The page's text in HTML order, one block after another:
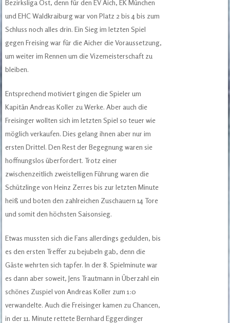
Bezirksliga Ost, denn für den EV Aich, EK München
und EHC Waldkraiburg war von Platz 2 bis 4 bis zum
Schluss noch alles drin. Ein Sieg im letzten Spiel
gegen Freising war für die Aicher die Voraussetzung,
um weiter im Rennen um die Vizemeisterschaft zu
bleiben.
Entsprechend motiviert gingen die Spieler um
Kapitän Andreas Koller zu Werke. Aber auch die
Freisinger wollten sich im letzten Spiel so teuer wie
möglich verkaufen. Dies gelang ihnen aber nur im
ersten Drittel. Den Rest der Begegnung waren sie
hoffnungslos überfordert. Trotz einer
zwischenzeitlich zweistelligen Führung waren die
Schützlinge von Heinz Zerres bis zur letzten Minute
heiß und boten den zahlreichen Zuschauern 14 Tore
und somit den höchsten Saisonsieg.
Etwas mussten sich die Fans allerdings gedulden, bis
es den ersten Treffer zu bejubeln gab, denn die
Gäste wehrten sich tapfer. In der 8. Spielminute war
es dann aber soweit, Jens Trautmann in Überzahl ein
schönes Zuspiel von Andreas Koller zum 1:0
verwandelte. Auch die Freisinger kamen zu Chancen,
in der 11. Minute rettete Bernhard Eggerdinger